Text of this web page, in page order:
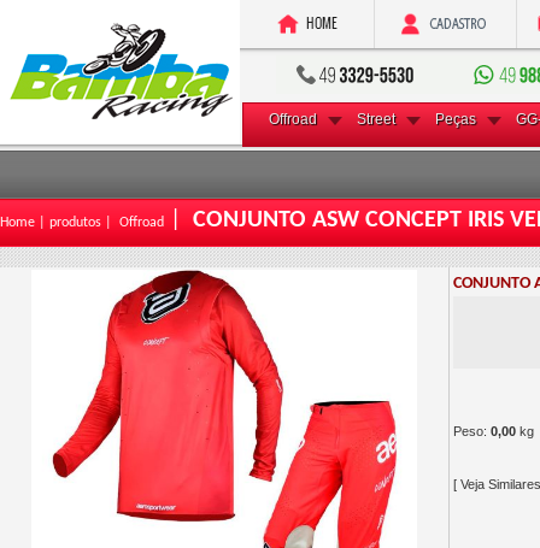
Offroad Street Peças
Home | produtos | Offroad CONJUNTO ASW CONCEPT IRIS
CONJUNTO
Peso: 0,00 kg
[ Veja